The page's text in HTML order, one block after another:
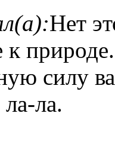
Нет
силу
ла.